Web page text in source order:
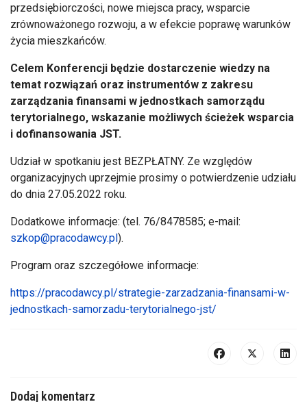
przedsiębiorczości, nowe miejsca pracy, wsparcie
zrównoważonego rozwoju, a w efekcie poprawę warunków
życia mieszkańców.
Celem Konferencji będzie dostarczenie wiedzy na
temat rozwiązań oraz instrumentów z zakresu
zarządzania finansami w jednostkach samorządu
terytorialnego, wskazanie możliwych ścieżek wsparcia
i dofinansowania JST.
Udział w spotkaniu jest BEZPŁATNY. Ze względów
organizacyjnych uprzejmie prosimy o potwierdzenie udziału
do dnia 27.05.2022 roku.
Dodatkowe informacje: (tel. 76/8478585; e-mail:
szkop@pracodawcy.pl).
Program oraz szczegółowe informacje:
https://pracodawcy.pl/strategie-zarzadzania-finansami-w-
jednostkach-samorzadu-terytorialnego-jst/
Dodaj komentarz